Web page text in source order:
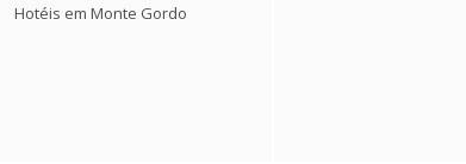
Hotéis em Monte Gordo